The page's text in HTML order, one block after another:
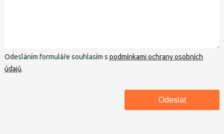
Odesláním formuláře souhlasím s podmínkami ochrany osobních
údajů.